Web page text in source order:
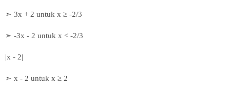
➣ 3x + 2 untuk x ≥ -2/3
➣ -3x - 2 untuk x < -2/3
|x - 2|
➣ x - 2 untuk x ≥ 2